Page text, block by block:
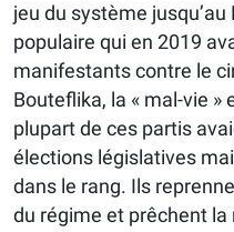
jeu du système
populaire qui en 2019
manifestants contre le
Bouteflika, la « mal-vie »
plupart de ces partis
élections législatives
dans le rang. Ils
du régime et prêchent